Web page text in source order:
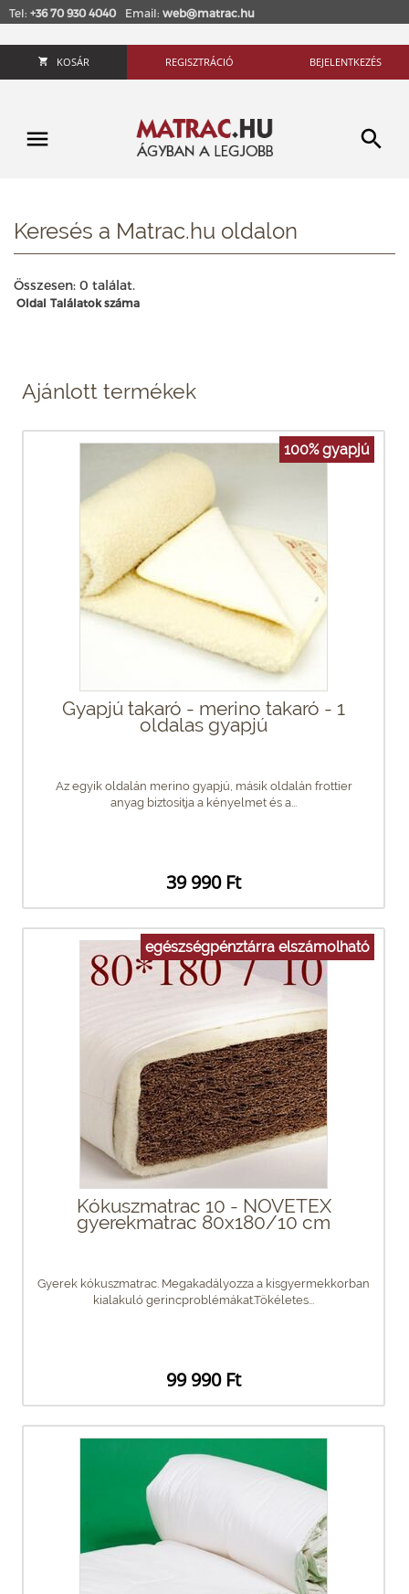
Tel: +36 70 930 4040 Email: web@matrac.hu
KOSÁR REGISZTRÁCIÓ BEJELENTKEZÉS
Keresés a Matrac.hu oldalon
Összesen: 0 találat.
Oldal Találatok száma
Ajánlott termékek
100% gyapjú
Gyapjú takaró - merino takaró - 1
oldalas gyapjú
Az egyik oldalán merino gyapjú, másik oldalán frottier
anyag biztosítja a kényelmet és a...
39 990 Ft
egészségpénztárra elszámolható
Kókuszmatrac 10 - NOVETEX
gyerekmatrac 80x180/10 cm
Gyerek kókuszmatrac. Megakadályozza a kisgyermekkorban
kialakuló gerincproblémákat.Tökéletes...
99 990 Ft